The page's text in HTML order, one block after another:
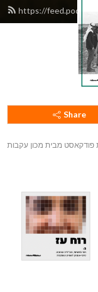
https://
Share